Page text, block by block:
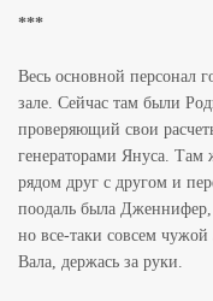
***
Весь основной персонал
зале. Сейчас там были
проверяющий свои
генераторами Януса.
рядом друг с другом и
поодаль была
но все-таки совсем
Вала, держась за руки.